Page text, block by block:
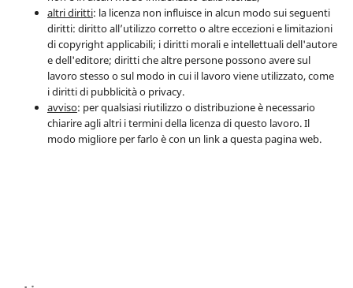
altri diritti: la licenza non influisce in alcun modo sui seguenti
diritti: diritto all’utilizzo corretto o altre eccezioni e limitazioni
di copyright applicabili; i diritti morali e intellettuali dell'autore
e dell'editore; diritti che altre persone possono avere sul
lavoro stesso o sul modo in cui il lavoro viene utilizzato, come
i diritti di pubblicità o privacy.
avviso: per qualsiasi riutilizzo o distribuzione è necessario
chiarire agli altri i termini della licenza di questo lavoro. Il
modo migliore per farlo è con un link a questa pagina web.